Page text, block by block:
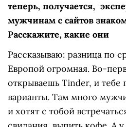
теперь, получается,
мужчинам с сайтов
Расскажите, какие они
Рассказываю: разница по
Европой огромная. Во-
открываешь Tinder, и тебе
варианты. Там много
и хотят с тобой